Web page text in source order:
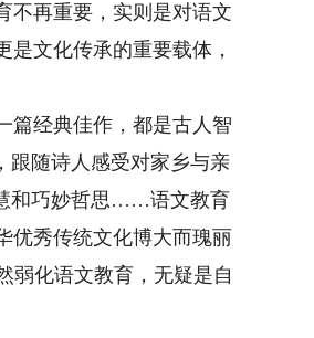
不再重要，实则是对语文
文化传承的重要载体，
经典佳作，都是古人智
跟随诗人感受对家乡与亲
和巧妙哲思……语文教育
优秀传统文化博大而瑰丽
弱化语文教育，无疑是自